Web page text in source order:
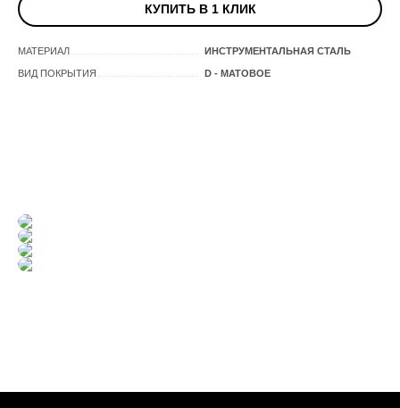
КУПИТЬ В 1 КЛИК
МАТЕРИАЛ ИНСТРУМЕНТАЛЬНАЯ СТАЛЬ
ВИД ПОКРЫТИЯ D - МАТОВОЕ